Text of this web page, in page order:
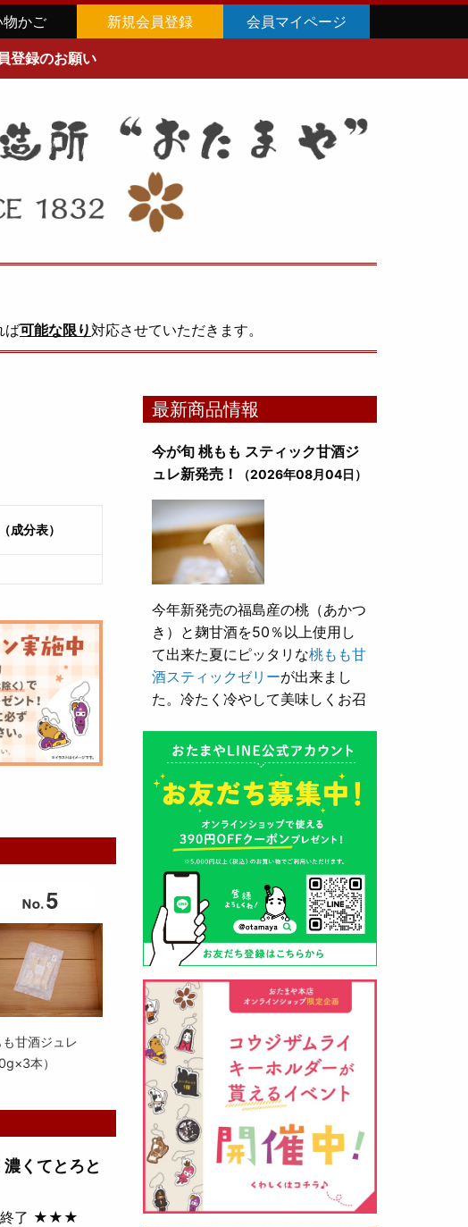
物かご 新規会員登録 会員マイページ
登録のお願い
ば可能な限り対応させていただきます。
成分表）
甘酒ジュレ
本）
くてとろと
終了 ★★★
最新商品情報
今が旬 桃もも スティック甘酒ジ
ュレ新発売！
（2026年08月04日）
今年新発売の福島産の桃（あかつ
き）と麹甘酒を50％以上使用し
て出来た夏にピッタリな桃もも甘
酒スティックゼリーが出来まし
た。冷たく冷やして美味しくお召
とろり漬け込み用酒粕が新発売！
（2026年05月10日）
山形酒蔵の今期新粕を低温でじっ
くりと熟成させて、とろり漬け込
まみをしっかりと引き出して出来
ました。野菜、お魚、お肉等の漬
け込みにどうぞ・・・
クロ黒麹甘酒 スティック新発売
（2026年03月08日）